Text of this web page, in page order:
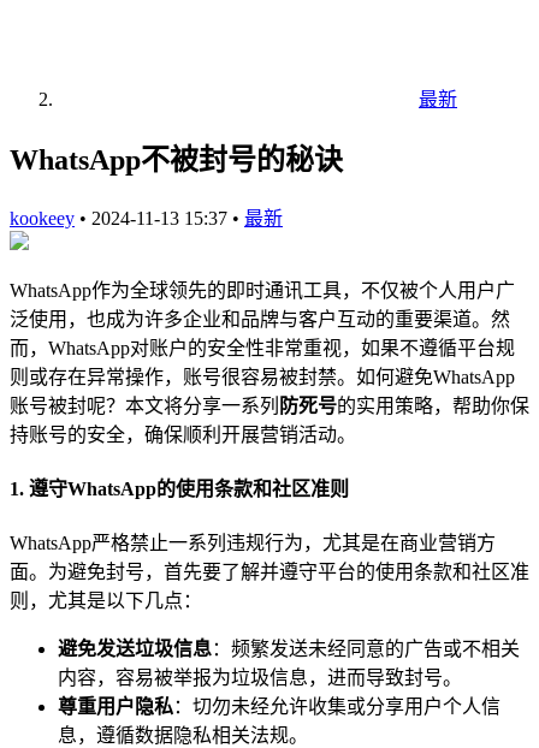
最新
WhatsApp不被封号的秘诀
kookeey • 2024-11-13 15:37 • 最新
WhatsApp作为全球领先的即时通讯工具，不仅被个人用户广
泛使用，也成为许多企业和品牌与客户互动的重要渠道。然
而，WhatsApp对账户的安全性非常重视，如果不遵循平台规
则或存在异常操作，账号很容易被封禁。如何避免WhatsApp
账号被封呢？本文将分享一系列 防死号的实用策略，帮助你保
持账号的安全，确保顺利开展营销活动。
1. 遵守WhatsApp的使用条款和社区准则
WhatsApp严格禁止一系列违规行为，尤其是在商业营销方
面。为避免封号，首先要了解并遵守平台的使用条款和社区准
则，尤其是以下几点：
避免发送垃圾信息：频繁发送未经同意的广告或不相关
内容，容易被举报为垃圾信息，进而导致封号。
尊重用户隐私：切勿未经允许收集或分享用户个人信
息，遵循数据隐私相关法规。